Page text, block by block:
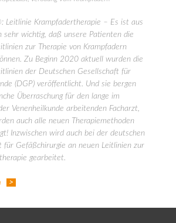
Leitlinie Krampfadertherapie – Es ist aus
sehr wichtig, daß unsere Patienten die
zur Therapie von Krampfadern
Zu Beginn 2020 aktuell wurden die
der Deutschen Gesellschaft für
(DGP) veröffentlicht. Und sie bergen
Überraschung für den lange im
Venenheilkunde arbeitenden Facharzt,
auch alle neuen Therapiemethoden
Inzwischen wird auch bei der deutschen
für Gefäßchirurgie an neuen Leitlinien zur
gearbeitet.